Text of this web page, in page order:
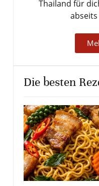
Thailand für
Die besten